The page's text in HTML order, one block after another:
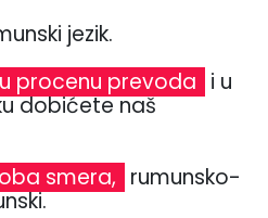
jezik.
procenu prevoda i u
dobićete naš
smera, rumunsko-